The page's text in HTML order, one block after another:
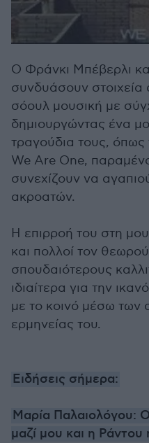
Ο Φράνκι Μπέβερλι
συνδυάσουν
σόουλ μουσική με
δημιουργώντας ένα
τραγούδια τους, όπως
We Are One,
συνεχίζουν να
ακροατών.
Η επιρροή του στη
και πολλοί τον
σπουδαιότερους
ιδιαίτερα για την
με το κοινό μέσω των
ερμηνείας του.
Ειδήσεις σήμερα:
Μαρία Παλαιολόγου:
μαζί μου και η